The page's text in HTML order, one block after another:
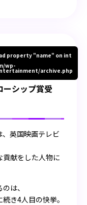
property "name" on int
wp-
archive.php
シップ賞受
英国映画テレビ
献をした人物に
は、
き4人目の快挙。